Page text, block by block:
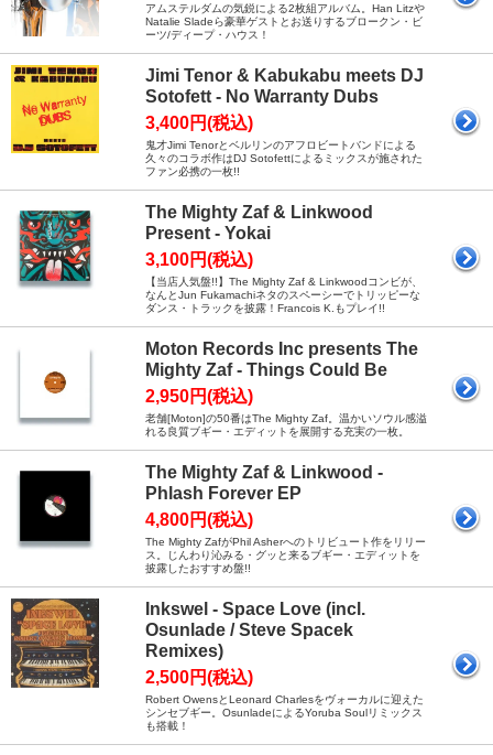
アムステルダムの気鋭による2枚組アルバム。Han Litzや
Natalie Sladeら豪華ゲストとお送りするブロークン・ビ
ーツ/ディープ・ハウス！
Jimi Tenor & Kabukabu meets DJ
Sotofett - No Warranty Dubs
3,400円(税込)
鬼才Jimi Tenorとベルリンのアフロビートバンドによる
久々のコラボ作はDJ Sotofettによるミックスが施された
ファン必携の一枚!!
The Mighty Zaf & Linkwood
Present - Yokai
3,100円(税込)
【当店人気盤!!】The Mighty Zaf & Linkwoodコンビが、
なんとJun Fukamachiネタのスペーシーでトリッピーな
ダンス・トラックを披露！Francois K.もプレイ!!
Moton Records Inc presents The
Mighty Zaf - Things Could Be
2,950円(税込)
老舗[Moton]の50番はThe Mighty Zaf。温かいソウル感溢
れる良質ブギー・エディットを展開する充実の一枚。
The Mighty Zaf & Linkwood -
Phlash Forever EP
4,800円(税込)
The Mighty ZafがPhil Asherへのトリビュート作をリリー
ス。じんわり沁みる・グッと来るブギー・エディットを
披露したおすすめ盤!!
Inkswel - Space Love (incl.
Osunlade / Steve Spacek
Remixes)
2,500円(税込)
Robert OwensとLeonard Charlesをヴォーカルに迎えた
シンセブギー。OsunladeによるYoruba Soulリミックス
も搭載！